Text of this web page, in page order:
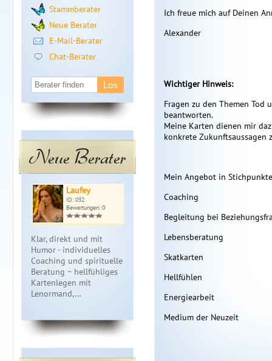
Stammberater
Neue Berater
E-Mail-Berater
Chat-Berater
Neue Berater
Laufey
ID: 032
Bewertungen: 0
Klar, direkt und mit
Humor - individuelles
Coaching und spirituelle
Beratung ~ hellfühliges
Kartenlegen mit
Lenormand,…
ID: 342
Ganzheitliche mediale
liebevoll und ehrlich.
Ich freue mich auf Deinen
Alexander
Wichtiger Hinweis:
Fragen zu den Themen
beantworten.
Meine Karten dienen mir
konkrete Zukunftsaussagen
Mein Angebot in
Coaching
Begleitung bei
Lebensberatung
Skatkarten
Hellfühlen
Energiearbeit
Medium der Neuzeit